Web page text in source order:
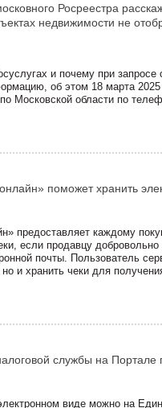
Росреестра
недвижимости не
и почему при запросе
об этом 18 марта 2025
Московской области по
поможет хранить
предоставляет каждому
если продавцу
почты. Пользователь
и хранить чеки для
службы на Портале
виде можно на